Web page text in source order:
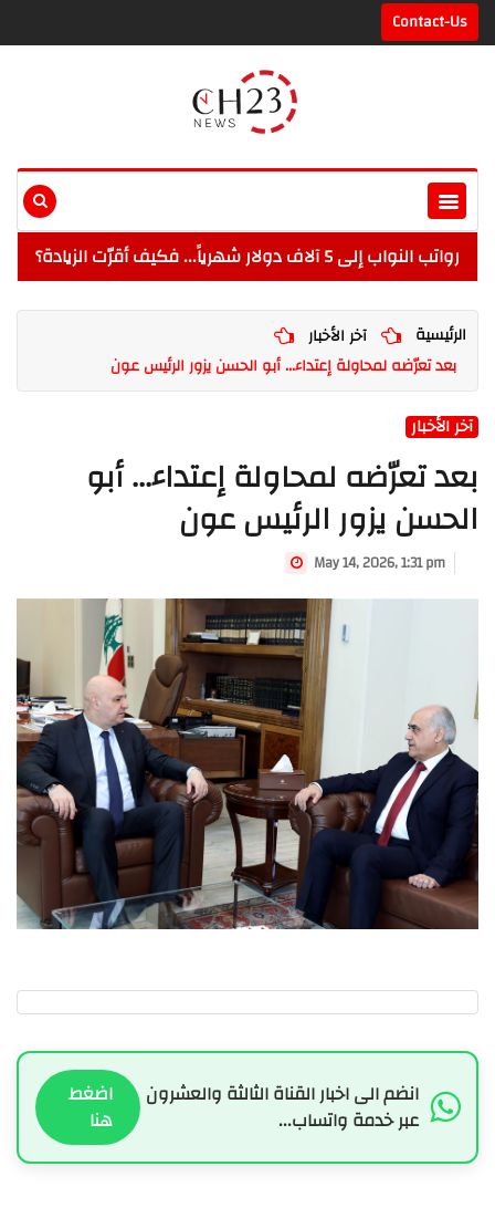
Contact-Us
رواتب النواب إلى 5 آلاف دولار شهرياً... فكيف أقرّت الزيادة؟
الرئيسية
آخر الأخبار
بعد تعرّضه لمحاولة إعتداء... أبو الحسن يزور الرئيس عون
آخر الأخبار
بعد تعرّضه لمحاولة إعتداء... أبو
الحسن يزور الرئيس عون
May 14, 2026, 1:31 pm
انضم الى اخبار القناة الثالثة والعشرون
عبر خدمة واتساب...
اضغط
هنا